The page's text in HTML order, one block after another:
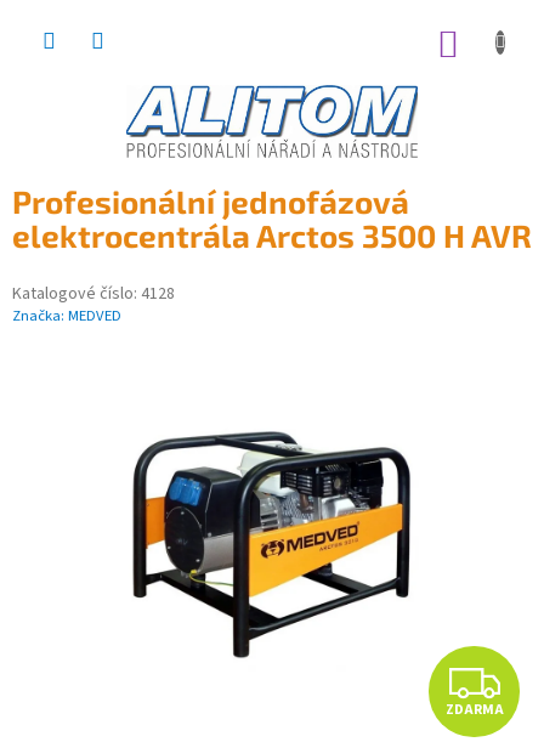
Profesionální jednofázová
elektrocentrála Arctos 3500 H AVR
Katalogové číslo: 4128
Značka: MEDVED
Z
ZDARMA